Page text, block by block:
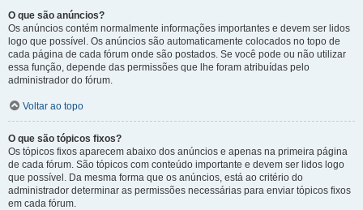
O que são anúncios?
Os anúncios contém normalmente informações importantes e devem ser lidos
logo que possível. Os anúncios são automaticamente colocados no topo de
cada página de cada fórum onde são postados. Se você pode ou não utilizar
essa função, depende das permissões que lhe foram atribuídas pelo
administrador do fórum.
Voltar ao topo
O que são tópicos fixos?
Os tópicos fixos aparecem abaixo dos anúncios e apenas na primeira página
de cada fórum. São tópicos com conteúdo importante e devem ser lidos logo
que possível. Da mesma forma que os anúncios, está ao critério do
administrador determinar as permissões necessárias para enviar tópicos fixos
em cada fórum.